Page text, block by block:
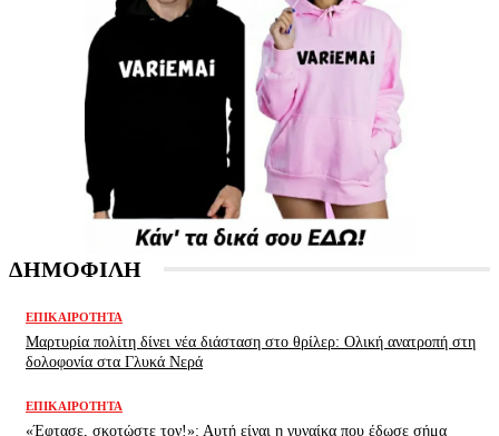
ΔΗΜΟΦΙΛΗ
ΕΠΙΚΑΙΡΌΤΗΤΑ
Μαρτυρία πολίτη δίνει νέα διάσταση στο θρίλερ: Ολική ανατροπή στη
δολοφονία στα Γλυκά Νερά
ΕΠΙΚΑΙΡΌΤΗΤΑ
«Έφτασε, σκοτώστε τον!»: Αυτή είναι η γυναίκα που έδωσε σήμα